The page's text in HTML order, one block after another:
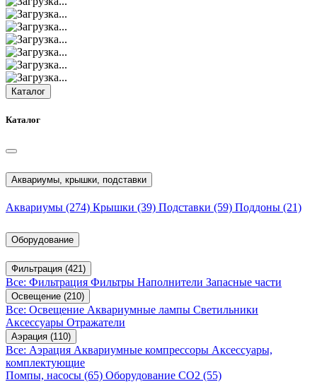
Каталог
Каталог
Аквариумы, крышки, подставки
Аквариумы (274) Крышки (39) Подставки (59) Поддоны (21)
Оборудование
Фильтрация (421)
Все: Фильтрация Фильтры Наполнители Запасные части
Освещение (210)
Все: Освещение Аквариумные лампы Светильники
Аксессуары Отражатели
Аэрация (110)
Все: Аэрация Аквариумные компрессоры Аксессуары,
комплектующие
Помпы, насосы (65) Оборудование CO2 (55)